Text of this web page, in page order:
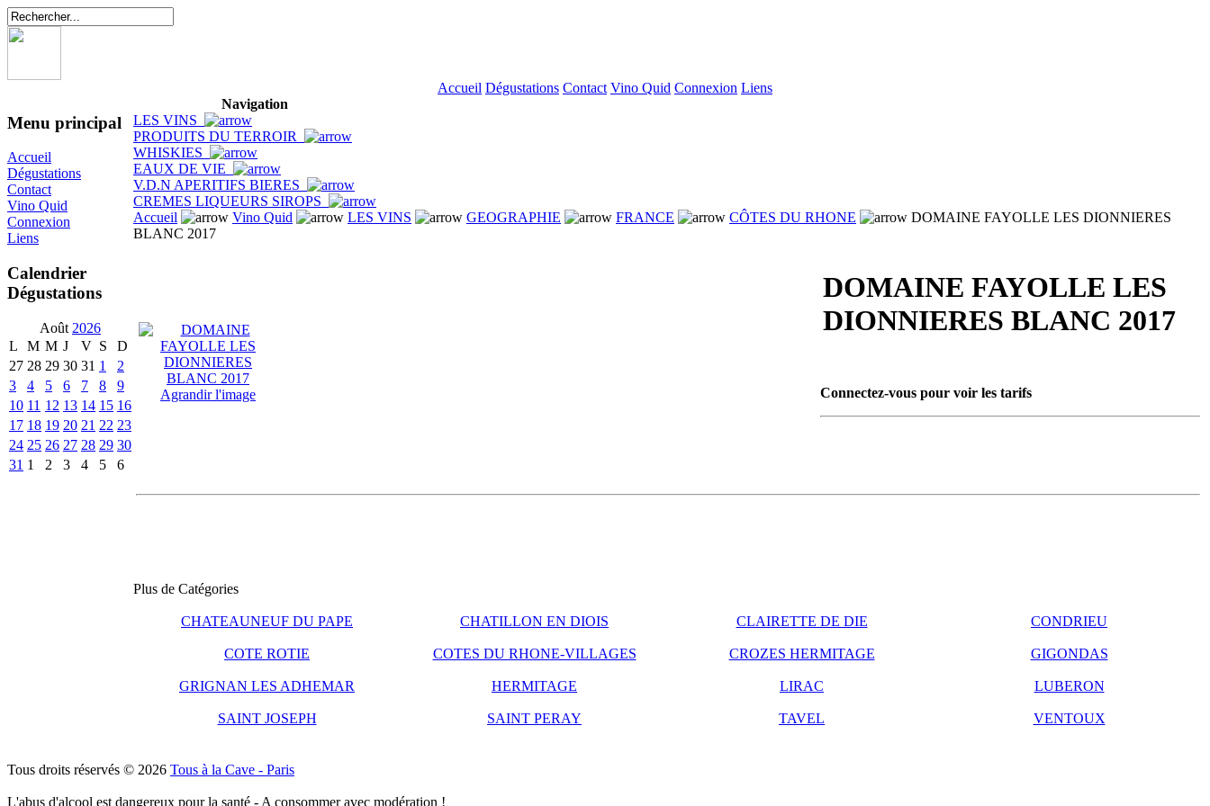
Accueil Dégustations Contact Vino Quid Connexion Liens
Menu principal
Accueil
Dégustations
Contact
Vino Quid
Connexion
Liens
Calendrier
Dégustations
Août 2026
L
M M J V S
D
27 28 29 30 31 1
2
3
4 5 6 7 8
9
10 11 12 13 14 15 16
17 18 19 20 21 22 23
24 25 26 27 28 29 30
31 1 2 3 4 5 6
Navigation
LES VINS
PRODUITS DU TERROIR
WHISKIES
EAUX DE VIE
V.D.N APERITIFS BIERES
CREMES LIQUEURS SIROPS
Accueil
Vino Quid LES VINS GEOGRAPHIE FRANCE CÔTES DU RHONE
DOMAINE FAYOLLE LES DIONNIERES
BLANC 2017
Agrandir l'image
DOMAINE FAYOLLE LES
DIONNIERES BLANC 2017
Connectez-vous pour voir les tarifs
Plus de Catégories
CHATEAUNEUF DU PAPE CHATILLON EN DIOIS CLAIRETTE DE DIE CONDRIEU
COTE ROTIE COTES DU RHONE-VILLAGES CROZES HERMITAGE GIGONDAS
GRIGNAN LES ADHEMAR HERMITAGE LIRAC LUBERON
SAINT JOSEPH SAINT PERAY TAVEL VENTOUX
Tous droits réservés © 2026 Tous à la Cave - Paris
L'abus d'alcool est dangereux pour la santé - A consommer avec modération !